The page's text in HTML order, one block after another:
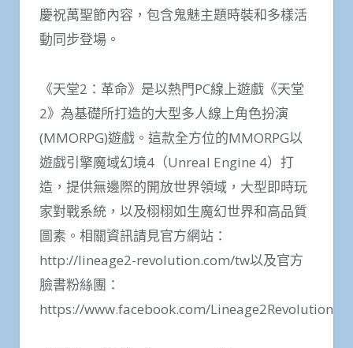
慶祝萬聖節內容，包含鬼魅主題時裝和多樣活
動同步登場。
《天堂2：革命》是以熱門PC線上遊戲《天堂
2》為基礎所打造的大型多人線上角色扮演
(MMORPG)遊戲。這款全方位的MMORPG以
遊戲引擎魔域幻境4（Unreal Engine 4）打
造，提供無邊際的開放世界領域，大型即時玩
家對戰系統，以及栩栩如生魔幻世界和高品質
圖素。相關資訊請見官方網站：
http://lineage2-revolution.com/tw以及官方
臉書粉絲團：
https://www.facebook.com/